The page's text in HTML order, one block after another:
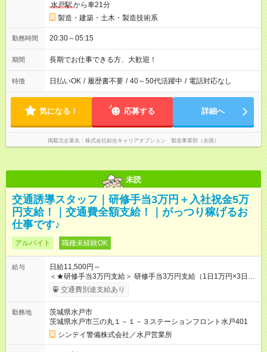
水戸駅から車21分
製造・建築・土木・製造技術系
勤務時間 20:30～05:15
期間 長期でお仕事できる方、大歓迎！
特徴 日払いOK / 履歴書不要 / 40～50代活躍中 / 電話対応なし
気になる！ 応募する 詳細へ
掲載元企業名 株式会社綜合キャリアオプション 製造事業部（全国）
未読
交通誘導スタッフ｜研修手当3万円＋入社祝金5万
円支給！｜交通費全額支給！｜がっつり稼げるお
仕事です♪
アルバイト 職種未経験OK
給与
日給11,500円～
＜★研修手当3万円支給＞ 研修手当3万円支給（1日1万円×3日）
法定研修2万7000円(3日間21h)＋食事手当3000円(1日あたり
1000円) ※1勤務終了後、火曜〆翌週水曜支給 ＜★入社祝い金
万円 ※勤務分の給料と一緒に給与支払日に振込 【試用期間】試
用期間あり 試用期間の長さ：2週間 雇用形態、給与は本採用時
と同じです。
交通費別途支給あり
勤務地
茨城県水戸市
茨城県水戸市三の丸１－１－３ステーションフロント水戸401
シンテイ警備株式会社／水戸営業所